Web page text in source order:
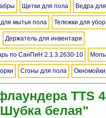
Щетки для пола Ведра
мытья пола Тележки для
Держатель для инвентаря
по СанПиН 2.1.3.2630-10
Сгоны для пола Окномойки
TTS
белая"